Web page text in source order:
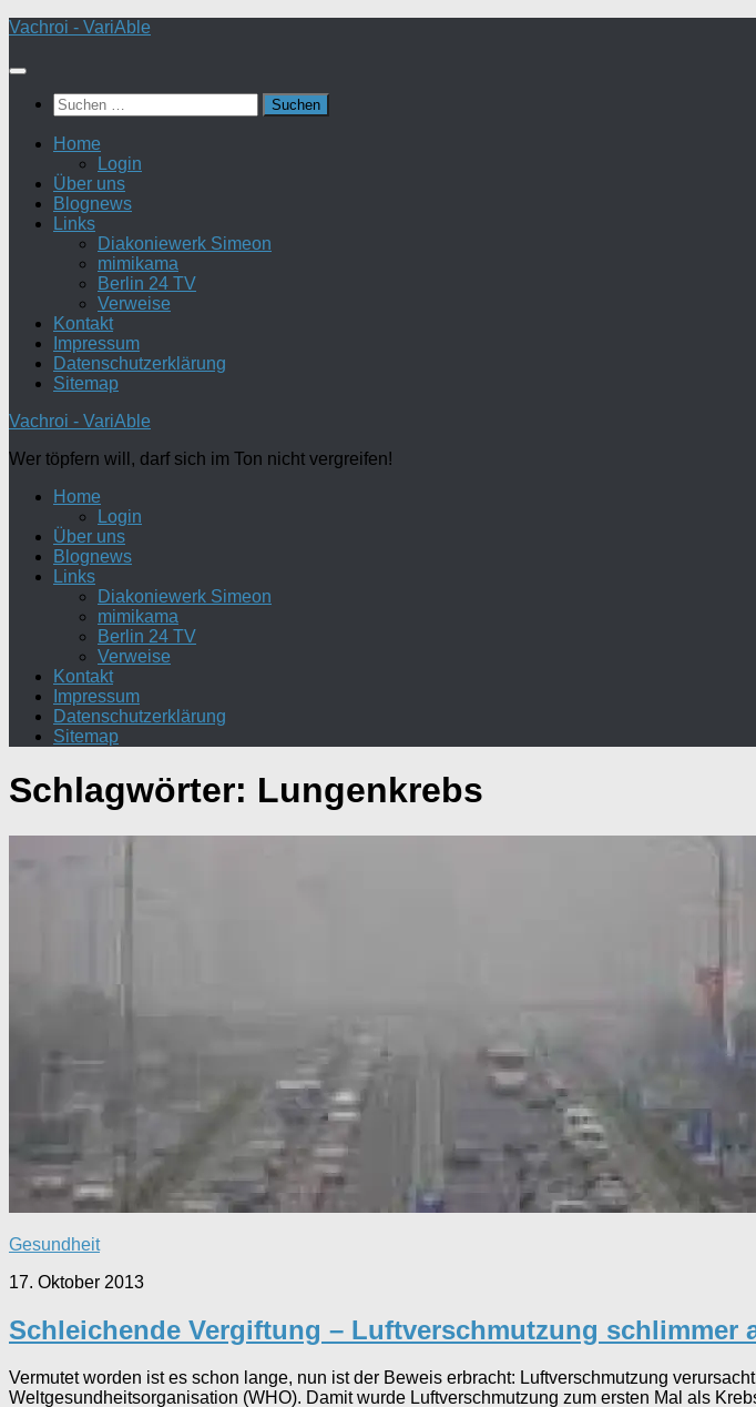
Zum
springen
Vachroi - VariAble
Suchen
nach:
Home
Login
Über uns
Blognews
Links
Diakoniewerk Simeon
mimikama
Berlin 24 TV
Verweise
Kontakt
Impressum
Datenschutzerklärung
Sitemap
Vachroi - VariAble
Wer töpfern will, darf sich im Ton nicht vergreifen!
Home
Login
Über uns
Blognews
Links
Diakoniewerk Simeon
mimikama
Berlin 24 TV
Verweise
Kontakt
Impressum
Datenschutzerklärung
Sitemap
Schlagwörter: Lungenkrebs
Gesundheit
17. Oktober 2013
Schleichende Vergiftung – Luftverschmutzung schlimmer
Vermutet worden ist es schon lange, nun ist der Beweis erbracht: Luftverschmutzung
Weltgesundheitsorganisation (WHO). Damit wurde Luftverschmutzung zum ersten Mal als